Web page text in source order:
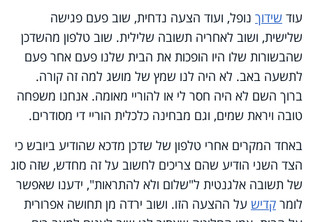
עוד שידוך נופל, ועוד הצעה נדחית, שוב פעם פגישה
שלישית, ושוב לאחריה תשובה שלילית. שוב טלפון מהשדכן
שהבשורות שלו היו הופכות את הבית שלנו פעם אחר פעם
לתשעה באב. לא היה לנו שמץ של מושג למה זה קורה.
ברוך השם לא היה חסר לי או להוריי מאומה. אנחנו משפחה
טובה ויראת שמים, וגם מבחינה כלכלית הוריי די מסודרים.
באחד המקרים אחרי טלפון של שדכן מדכא שהודיע ביובש כי
הצד השני הודיע שהם צריכים לחשוב על זה מחדש, שזה סוג
של תשובה אלגנטית ל"שלום ולא להתראות", ידענו שאפשר
לומר קדיש על ההצעה הזו. ושוב ירדה מן תחושה אפרורית